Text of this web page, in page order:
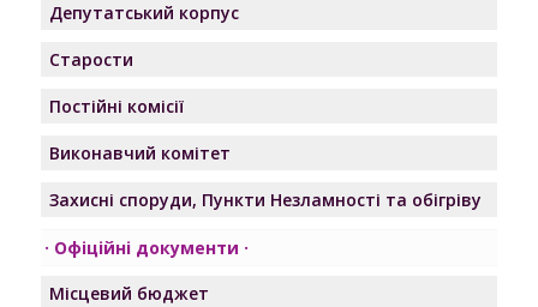
Депутатський корпус
Старости
Постійні комісії
Виконавчий комітет
Захисні споруди, Пункти Незламності та обігріву
Офіційні документи
Місцевий бюджет